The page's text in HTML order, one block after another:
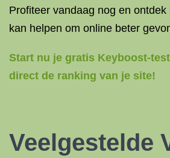
Profiteer vandaag nog en
kan helpen om online beter
Start nu je gratis Keyboost-
direct de ranking van je site!
Veelgestelde